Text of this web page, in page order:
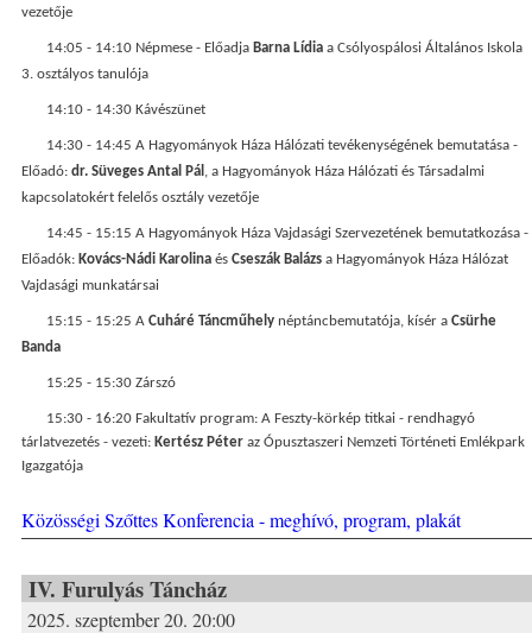
vezetője
14:05 - 14:10 Népmese - Előadja Barna Lídiaa Csólyospálosi Általános Iskola
3. osztályos tanulója
14:10 - 14:30 Kávészünet
14:30 - 14:45 A Hagyományok Háza Hálózati tevékenységének bemutatása -
Előadó: dr. Süveges Antal Pál , a Hagyományok Háza Hálózati és Társadalmi
kapcsolatokért felelős osztály vezetője
14:45 - 15:15 A Hagyományok Háza Vajdasági Szervezetének bemutatkozása -
Előadók: Kovács-Nádi Karolina és Cseszák Balázs a Hagyományok Háza Hálózat
Vajdasági munkatársai
15:15 - 15:25 A Cuháré Táncműhelynéptáncbemutatója, kísér a Csürhe
Banda
15:25 - 15:30 Zárszó
15:30 - 16:20 Fakultatív program: A Feszty-körkép titkai - rendhagyó
tárlatvezetés - vezeti: Kertész Péter az Ópusztaszeri Nemzeti Történeti Emlékpark
Igazgatója
Közösségi Szőttes Konferencia - meghívó, program, plakát
IV. Furulyás Táncház
2025. szeptember 20. 20:00